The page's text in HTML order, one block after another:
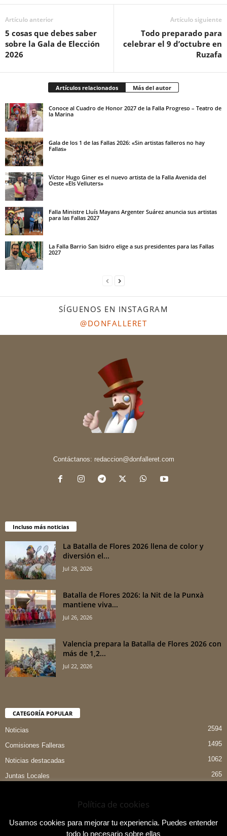
Artículo anterior
5 cosas que debes saber
sobre la Gala de Elección
2026
Artículo siguiente
Todo preparado para
celebrar el 9 d’octubre en
Ruzafa
Artículos relacionados Más del autor
Conoce al Cuadro de Honor 2027 de la Falla Progreso – Teatro de
la Marina
Gala de los 1 de las Fallas 2026: «Sin artistas falleros no hay
Fallas»
Víctor Hugo Giner es el nuevo artista de la Falla Avenida del
Oeste «Els Velluters»
Falla Ministre Lluís Mayans Argenter Suárez anuncia sus artistas
para las Fallas 2027
La Falla Barrio San Isidro elige a sus presidentes para las Fallas
2027
SÍGUENOS EN INSTAGRAM
@DONFALLERET
Contáctanos: redaccion@donfalleret.com
Incluso más noticias
La Batalla de Flores 2026 llena de color y
diversión el...
Jul 28, 2026
Batalla de Flores 2026: la Nit de la Punxà
mantiene viva...
Jul 26, 2026
Valencia prepara la Batalla de Flores 2026 con
más de 1,2...
Jul 22, 2026
CATEGORÍA POPULAR
Noticias 2594
Comisiones Falleras 1495
Noticias destacadas 1062
Juntas Locales 265
Indumentaria Valenciana 84
Política de cookies
Usamos cookies para mejorar tu experiencia. Puedes entender
todo lo necesario sobre ellas